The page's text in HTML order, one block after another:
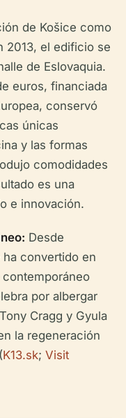
de Košice como
2013, el edificio se
de Eslovaquia.
euros, financiada
conservó
únicas
y las formas
comodidades
es una
e innovación.
Desde
convertido en
por albergar
Cragg y Gyula
la regeneración
K13.sk; Visit